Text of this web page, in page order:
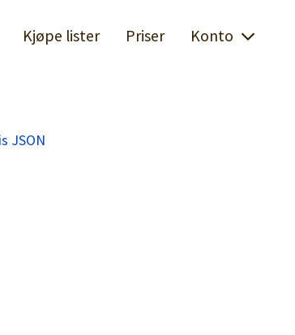
Kjøpe lister Priser Konto
JSON